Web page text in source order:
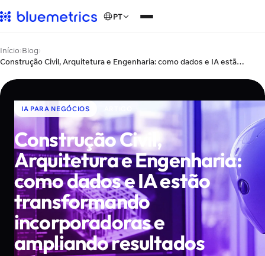
PT
Início›Blog›
Construção Civil, Arquitetura e Engenharia: como dados e IA estão transformando incorporadoras e ampliando resultados
IA PARA NEGÓCIOS
Construção Civil,
Arquitetura e Engenharia:
como dados e IA estão
transformando
incorporadoras e
ampliando resultados